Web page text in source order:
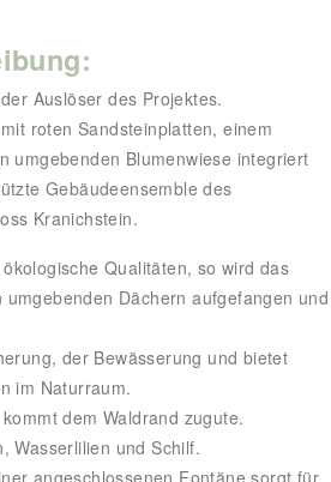
Auslöser des Projektes.
roten Sandsteinplatten, einem
umgebenden Blumenwiese integriert
Gebäudeensemble des
Kranichstein.
Qualitäten, so wird das
Dächern aufgefangen und
der Bewässerung und bietet
im Naturraum.
dem Waldrand zugute.
Wasserlilien und Schilf.
angeschlossenen Fontäne sorgt für